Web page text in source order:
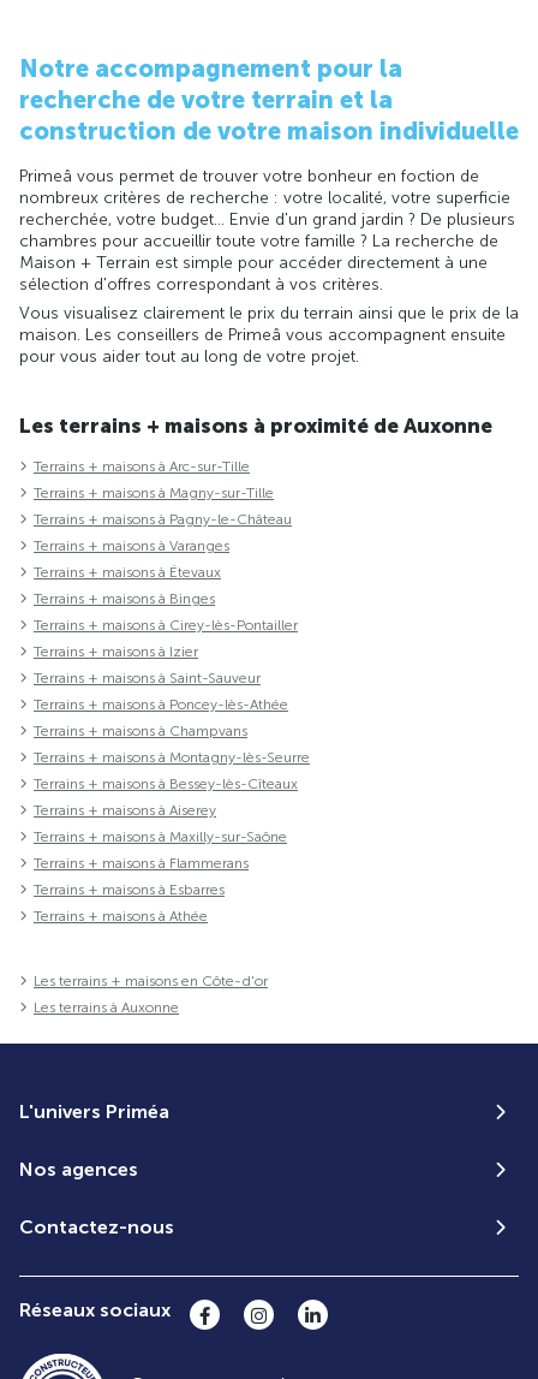
Notre accompagnement pour la
recherche de votre terrain et la
construction de votre maison individuelle
Primeâ vous permet de trouver votre bonheur en foction de
nombreux critères de recherche : votre localité, votre superficie
recherchée, votre budget... Envie d'un grand jardin ? De plusieurs
chambres pour accueillir toute votre famille ? La recherche de
Maison + Terrain est simple pour accéder directement à une
sélection d'offres correspondant à vos critères.
Vous visualisez clairement le prix du terrain ainsi que le prix de la
maison. Les conseillers de Primeâ vous accompagnent ensuite
pour vous aider tout au long de votre projet.
Les terrains + maisons à proximité de Auxonne
Terrains + maisons à Arc-sur-Tille
Terrains + maisons à Magny-sur-Tille
Terrains + maisons à Pagny-le-Château
Terrains + maisons à Varanges
Terrains + maisons à Étevaux
Terrains + maisons à Binges
Terrains + maisons à Cirey-lès-Pontailler
Terrains + maisons à Izier
Terrains + maisons à Saint-Sauveur
Terrains + maisons à Poncey-lès-Athée
Terrains + maisons à Champvans
Terrains + maisons à Montagny-lès-Seurre
Terrains + maisons à Bessey-lès-Cîteaux
Terrains + maisons à Aiserey
Terrains + maisons à Maxilly-sur-Saône
Terrains + maisons à Flammerans
Terrains + maisons à Esbarres
Terrains + maisons à Athée
Les terrains + maisons en Côte-d'or
Les terrains à Auxonne
L'univers Priméa
Nos agences
Contactez-nous
Réseaux sociaux